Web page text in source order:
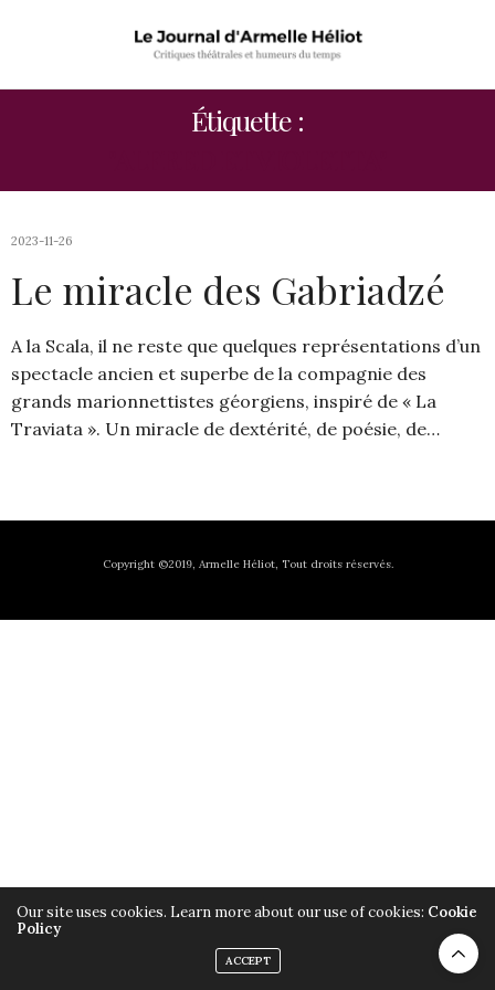
Étiquette :
2023-11-26
Le miracle des Gabriadzé
A la Scala, il ne reste que quelques représentations d’un
spectacle ancien et superbe de la compagnie des
grands marionnettistes géorgiens, inspiré de « La
Traviata ». Un miracle de dextérité, de poésie, de…
Copyright ©2019, Armelle Héliot, Tout droits réservés.
Our site uses cookies. Learn more about our use of cookies: Cookie
Policy
ACCEPT